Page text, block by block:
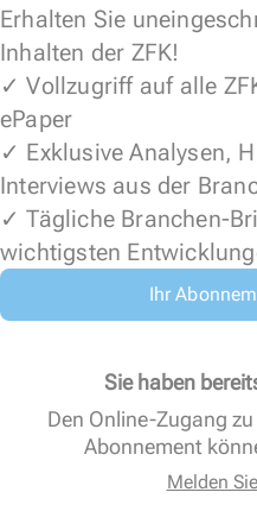
Erhalten Sie
Inhalten der ZFK!
✓ Vollzugriff auf alle
ePaper
✓ Exklusive Analysen,
Interviews aus der
✓ Tägliche Branchen-
wichtigsten
Ihr
Sie haben
Den Online-Zugang
Abonnement
Melden